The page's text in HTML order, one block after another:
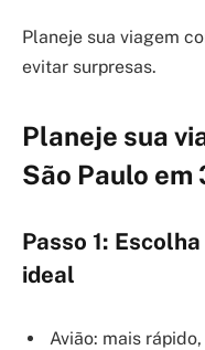
Planeje sua viagem
evitar surpresas.
Planeje sua
São Paulo em
Passo 1:
ideal
Avião: mais